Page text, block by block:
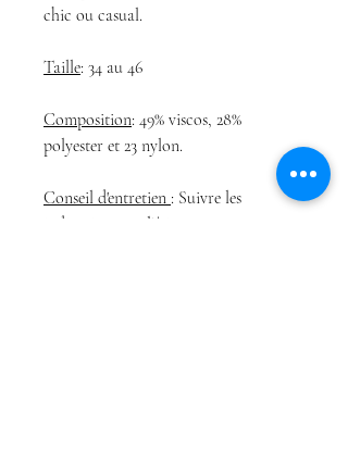
chic ou casual.
Taille: 34 au 46
Composition: 49% viscos, 28%
polyester et 23 nylon.
Conseil d'entretien : Suivre les
indications sur l'étiquette.